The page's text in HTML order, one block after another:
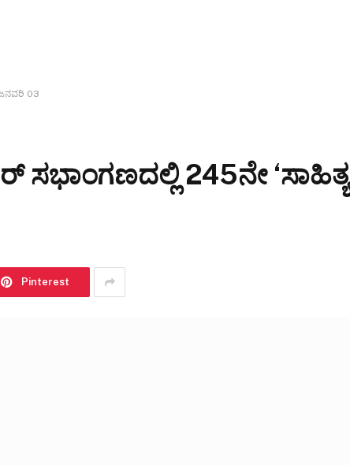
ಜನವರಿ 03
ಸಭಾಂಗಣದಲ್ಲಿ 245ನೇ ‘ಸಾಹಿತ್ಯ
Pinterest